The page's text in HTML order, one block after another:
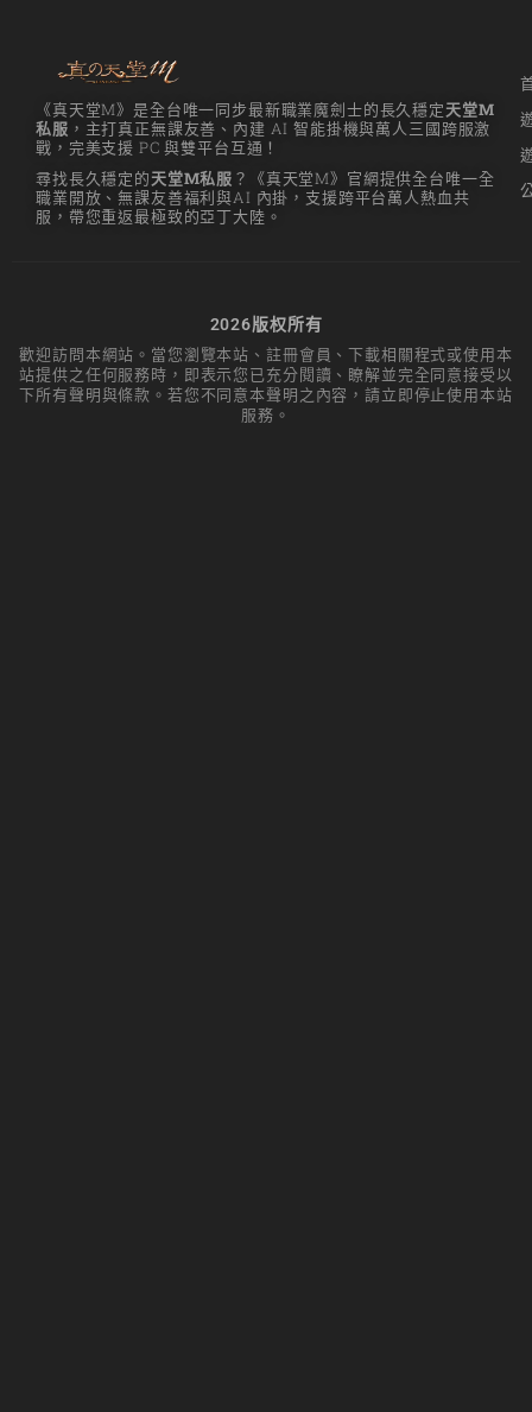
《真天堂M》是全台唯一同步最新職業魔劍士的長久穩定天堂M
私服 ，主打真正無課友善、內建 AI 智能掛機與萬人三國跨服激
戰，完美支援 PC 與雙平台互通！
尋找長久穩定的天堂M私服 ？《真天堂M》官網提供全台唯一全
職業開放、無課友善福利與AI 內掛，支援跨平台萬人熱血共
服，帶您重返最極致的亞丁大陸。
2026版权所有
歡迎訪問本網站。當您瀏覽本站、註冊會員、下載相關程式或使用本
站提供之任何服務時，即表示您已充分閱讀、瞭解並完全同意接受以
下所有聲明與條款。若您不同意本聲明之內容，請立即停止使用本站
服務。